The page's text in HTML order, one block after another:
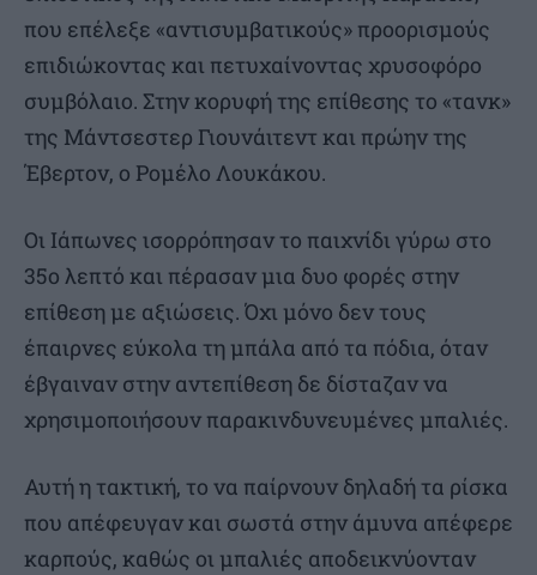
που επέλεξε «αντισυμβατικούς» προορισμούς
επιδιώκοντας και πετυχαίνοντας χρυσοφόρο
συμβόλαιο. Στην κορυφή της επίθεσης το «τανκ»
της Μάντσεστερ Γιουνάιτεντ και πρώην της
Έβερτον, ο Ρομέλο Λουκάκου.
Οι Ιάπωνες ισορρόπησαν το παιχνίδι γύρω στο
35ο λεπτό και πέρασαν μια δυο φορές στην
επίθεση με αξιώσεις. Όχι μόνο δεν τους
έπαιρνες εύκολα τη μπάλα από τα πόδια, όταν
έβγαιναν στην αντεπίθεση δε δίσταζαν να
χρησιμοποιήσουν παρακινδυνευμένες μπαλιές.
Αυτή η τακτική, το να παίρνουν δηλαδή τα ρίσκα
που απέφευγαν και σωστά στην άμυνα απέφερε
καρπούς, καθώς οι μπαλιές αποδεικνύονταν